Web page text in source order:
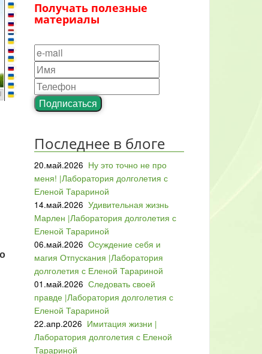
Получать полезные
материалы
Подписаться
Последнее в блоге
20.май.2026 Ну это точно не про
меня! |Лаборатория долголетия с
Еленой Тарариной
14.май.2026 Удивительная жизнь
Марлен |Лаборатория долголетия с
Еленой Тарариной
06.май.2026 Осуждение себя и
магия Отпускания |Лаборатория
долголетия с Еленой Тарариной
01.май.2026 Следовать своей
правде |Лаборатория долголетия с
Еленой Тарариной
22.апр.2026 Имитация жизни |
Лаборатория долголетия с Еленой
Тарариной